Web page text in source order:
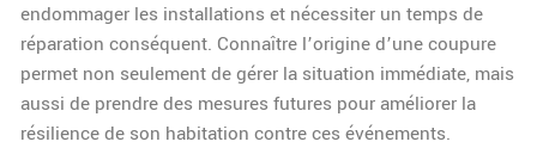
endommager les installations et nécessiter un temps de
réparation conséquent. Connaître l’origine d’une coupure
permet non seulement de gérer la situation immédiate, mais
aussi de prendre des mesures futures pour améliorer la
résilience de son habitation contre ces événements.